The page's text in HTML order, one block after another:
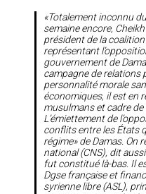
«Totalement inconnu
semaine encore,
président de la
représentant
gouvernement de
campagne de relations
personnalité morale
économiques, il est en
musulmans et cadre
L’émiettement de
conflits entre les États
régime» de Damas. On
national (CNS), dit
fut constitué là-bas. Il
Dgse française et
syrienne libre (ASL),